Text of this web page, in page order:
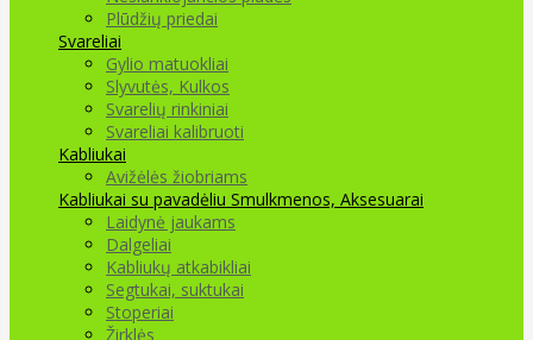
Plūdžių priedai
Svareliai
Gylio matuokliai
Slyvutės, Kulkos
Svarelių rinkiniai
Svareliai kalibruoti
Kabliukai
Avižėlės žiobriams
Kabliukai su pavadėliu Smulkmenos, Aksesuarai
Laidynė jaukams
Dalgeliai
Kabliukų atkabikliai
Segtukai, suktukai
Stoperiai
Žirklės